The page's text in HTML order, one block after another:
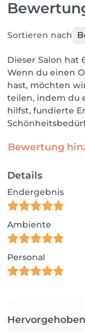
Sortieren nach
Dieser Salon hat
Wenn du einen
hast, möchten
teilen, indem du
hilfst, fundierte
Bewertung
Details
Endergebnis
Ambiente
Personal